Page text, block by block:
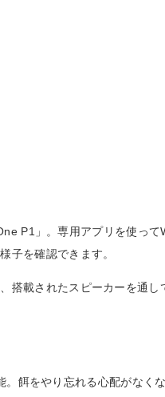
P1」。専用アプリを使って
子を確認できます。
搭載されたスピーカーを通し
餌をやり忘れる心配がなく